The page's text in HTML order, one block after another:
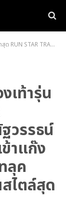
ก๊งค์ Converse โชว์ครีเอทลุค รองเท้าข้อสั้นรุ่นใหม่ในสไตล์สุดซ่า
เท้ารุ่น
วรรธน์
าแก๊ง
ลุค
ไตล์สุด